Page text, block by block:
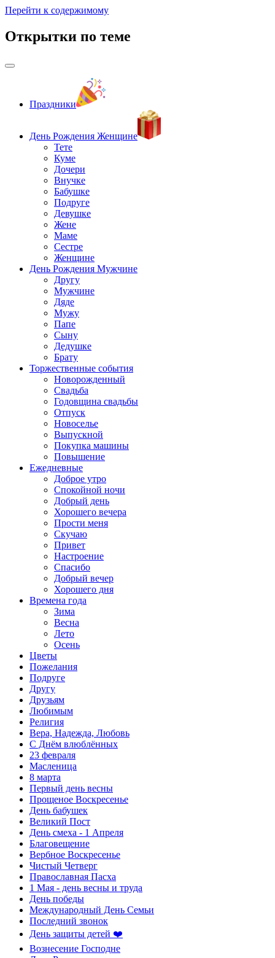
Перейти к содержимому
Открытки по теме
Праздники
День Рождения Женщине
Тете
Куме
Дочери
Внучке
Бабушке
Подруге
Девушке
Жене
Маме
Сестре
Женщине
День Рождения Мужчине
Другу
Мужчине
Дяде
Мужу
Папе
Сыну
Дедушке
Брату
Торжественные события
Новорожденный
Свадьба
Годовщина свадьбы
Отпуск
Новоселье
Выпускной
Покупка машины
Повышение
Ежедневные
Доброе утро
Спокойной ночи
Добрый день
Хорошего вечера
Прости меня
Скучаю
Привет
Настроение
Спасибо
Добрый вечер
Хорошего дня
Времена года
Зима
Весна
Лето
Осень
Цветы
Пожелания
Подруге
Другу
Друзьям
Любимым
Религия
Вера, Надежда, Любовь
С Днём влюблённых
23 февраля
Масленица
8 марта
Первый день весны
Прощеное Воскресенье
День бабушек
Великий Пост
День смеха - 1 Апреля
Благовещение
Вербное Воскресенье
Чистый Четверг
Православная Пасха
1 Мая - день весны и труда
День победы
Международный День Семьи
Последний звонок
День защиты детей ❤️
Вознесение Господне